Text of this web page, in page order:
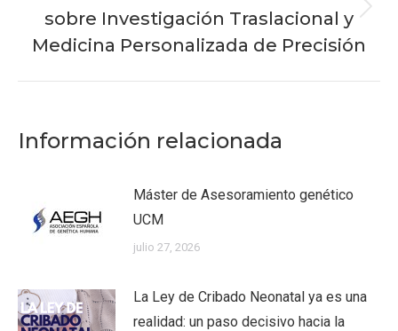
Publicación
siguiente:
sobre Investigación Traslacional y
Medicina Personalizada de Precisión
Información relacionada
Máster de Asesoramiento genético
UCM
julio 27, 2026
La Ley de Cribado Neonatal ya es una
realidad: un paso decisivo hacia la